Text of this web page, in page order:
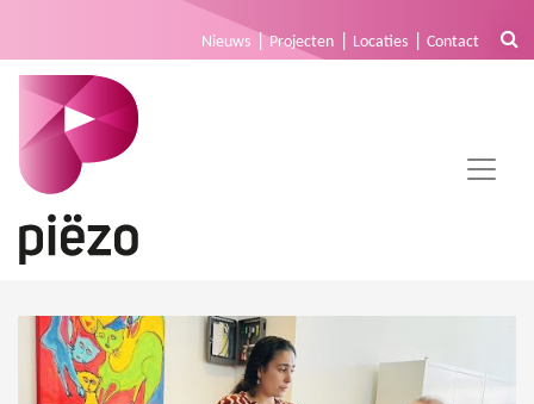
Nieuws Projecten Locaties Contact